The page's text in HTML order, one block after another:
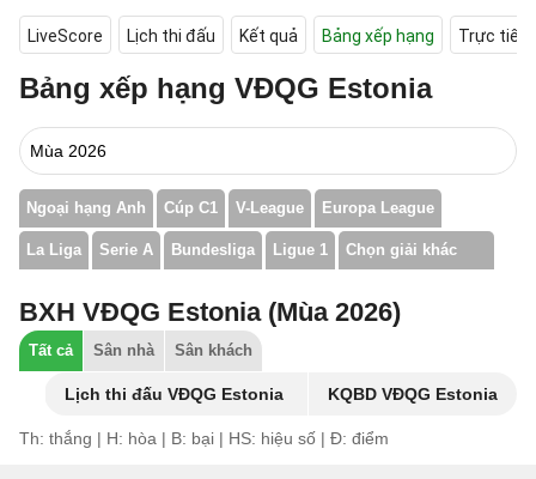
LiveScore Lịch thi đấu Kết quả Bảng xếp hạng Trực tiếp
Bảng xếp hạng VĐQG Estonia
Ngoại hạng Anh Cúp C1 V-League Europa League
La Liga Serie A Bundesliga Ligue 1 Chọn giải khác
BXH VĐQG Estonia (Mùa 2026)
Tất cả Sân nhà Sân khách
Lịch thi đấu VĐQG Estonia KQBD VĐQG Estonia
Th: thắng | H: hòa | B: bại | HS: hiệu số | Đ: điểm